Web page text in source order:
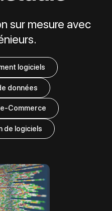
sur mesure avec
logiciels
données
Commerce
de logiciels